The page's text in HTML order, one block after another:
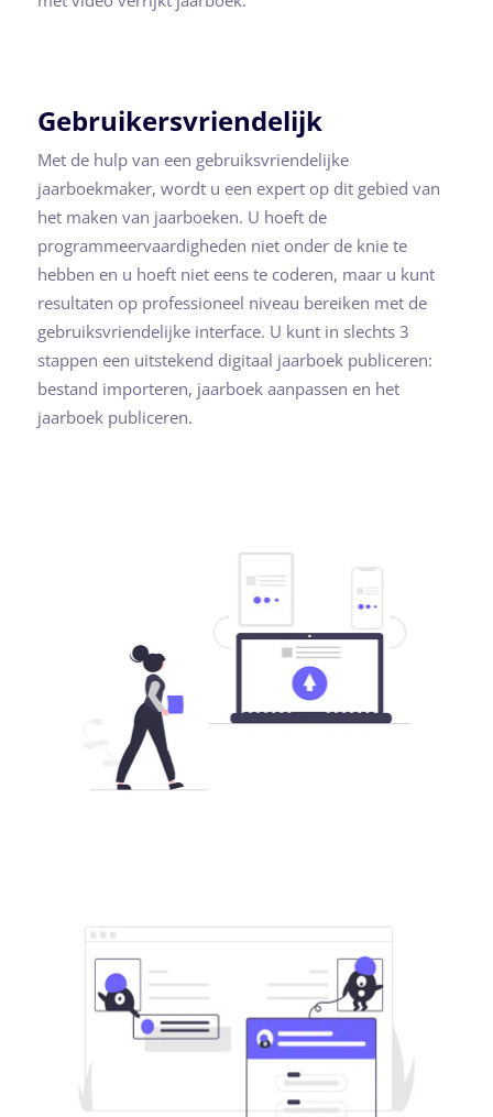
Gebruikersvriendelijk
Met de hulp van een gebruiksvriendelijke
jaarboekmaker, wordt u een expert op dit gebied van
het maken van jaarboeken. U hoeft de
programmeervaardigheden niet onder de knie te
hebben en u hoeft niet eens te coderen, maar u kunt
resultaten op professioneel niveau bereiken met de
gebruiksvriendelijke interface. U kunt in slechts 3
stappen een uitstekend digitaal jaarboek publiceren:
bestand importeren, jaarboek aanpassen en het
jaarboek publiceren.